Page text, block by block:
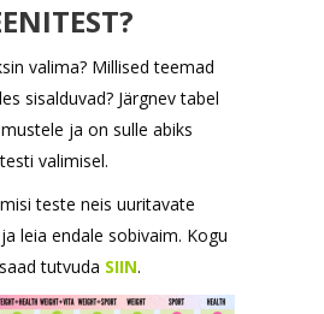
valima? Millised teemad
sisalduvad? Järgnev tabel
ja on sulle abiks
valimisel.
teste neis uuritavate
leia endale sobivaim. Kogu
tutvuda SIIN.